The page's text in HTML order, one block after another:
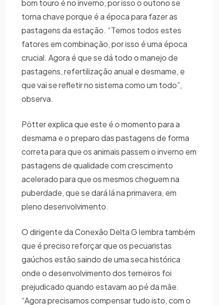
bom touro é no inverno, por isso o outono se
torna chave porque é a época para fazer as
pastagens da estação. “Temos todos estes
fatores em combinação, por isso é uma época
crucial. Agora é que se dá todo o manejo de
pastagens, refertilização anual e desmame, e
que vai se refletir no sistema como um todo”,
observa.
Pötter explica que este é o momento para a
desmama e o preparo das pastagens de forma
correta para que os animais passem o inverno em
pastagens de qualidade com crescimento
acelerado para que os mesmos cheguem na
puberdade, que se dará lá na primavera, em
pleno desenvolvimento.
O dirigente da Conexão Delta G lembra também
que é preciso reforçar que os pecuaristas
gaúchos estão saindo de uma seca histórica
onde o desenvolvimento dos terneiros foi
prejudicado quando estavam ao pé da mãe.
“Agora precisamos compensar tudo isto, com o